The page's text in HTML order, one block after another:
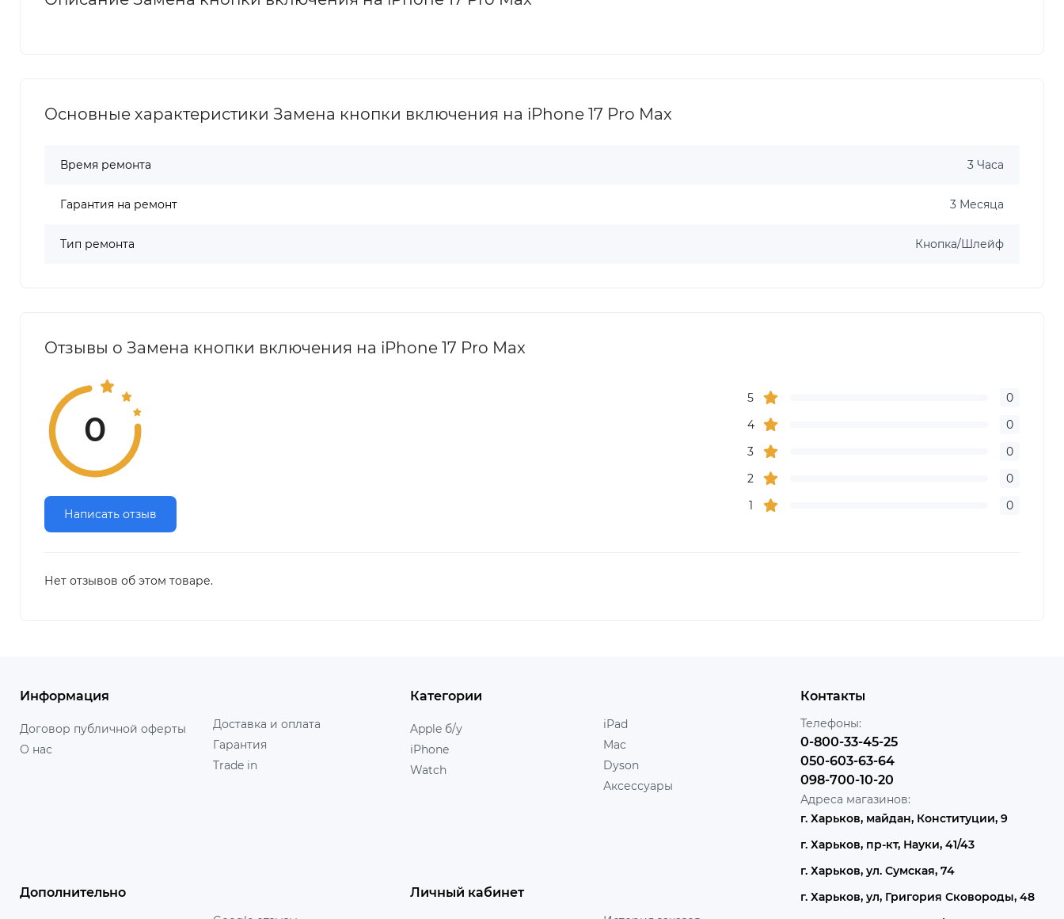
Основные характеристики Замена кнопки включения на iPhone 17 Pro Max
Время ремонта 3 Часа
Гарантия на ремонт 3 Месяца
Тип ремонта Кнопка/Шлейф
Отзывы о Замена кнопки включения на iPhone 17 Pro Max
0
Написать отзыв
5
0
4
0
3
0
2
0
1
0
Нет отзывов об этом товаре.
Информация
Договор публичной оферты
О нас
Доставка и оплата
Гарантия
Trade in
Категории
Apple б/у
iPhone
Watch
iPad
Mac
Dyson
Аксессуары
Дополнительно Личный кабинет
Контакты
Телефоны:
0-800-33-45-25
050-603-63-64
098-700-10-20
Адреса магазинов:
г. Харьков, майдан, Конституции, 9
г. Харьков, пр-кт, Науки, 41/43
г. Харьков, ул. Сумская, 74
г. Харьков, ул, Григория Сковороды, 48